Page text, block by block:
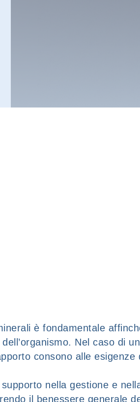
è fondamentale
Nel caso di
consono alle esigenze
nella gestione e
il benessere generale